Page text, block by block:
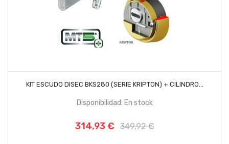
AÑADIR AL CARRITO
KIT ESCUDO DISEC BKS280 (SERIE KRIPTON) + CILINDRO...
Disponibilidad: En stock
Precio
314,93 €
Precio
349,92 €